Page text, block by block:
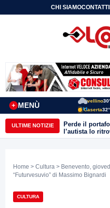
CHI SIAMOCONTATTI
MENÙ
+
Avellino
Caserta
ULTIME NOTIZIE
Perde il
l’autista lo
Home > Cultura > Benevento,
“Futurvesuvio” di Massimo Bignardi
CULTURA